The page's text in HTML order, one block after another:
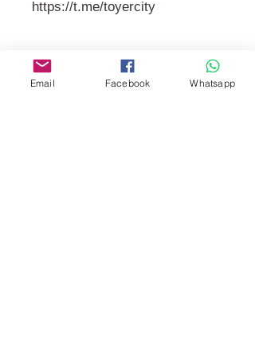
https://t.me/toyercity
門市 Shop
Email Facebook Whatsapp